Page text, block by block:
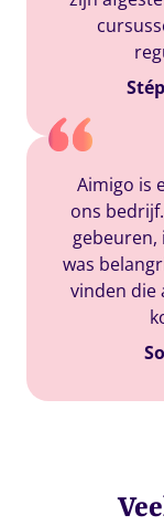
Aimigo is
ons
gebeuren,
was
vinden die